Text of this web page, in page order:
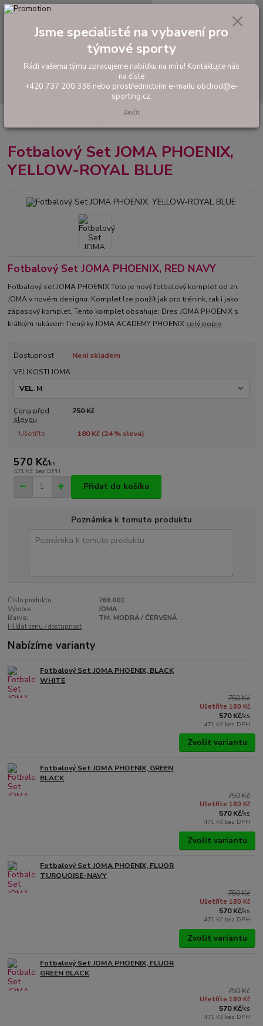
Hledat
tel: +420 737 200 336
0,00 Kč
Tréninkové oblečení
Fotbalový Set JOMA PHOENIX, YELLOW-ROYAL BLUE
Fotbalový Set JOMA PHOENIX,
YELLOW-ROYAL BLUE
Fotbalový Set JOMA PHOENIX, RED NAVY
Fotbalový set JOMA PHOENIX Toto je nový fotbalový komplet od zn.
JOMA v novém designu. Komplet lze použít jak pro trénink, tak i jako
zápasový komplet. Tento komplet obsahuje: Dres JOMA PHOENIX s
krátkým rukávem Trenýrky JOMA ACADEMY PHOENIX celý popis
Dostupnost
Není skladem
VELIKOSTI JOMA
Cena před
slevou
750 Kč
Ušetříte 180 Kč (24% sleva)
570 Kč/ks
471 Kč bez DPH
Přidat do košíku
Poznámka k tomuto produktu
Číslo produktu:
766 001
Výrobce:
JOMA
Barva:
TM. MODRÁ / ČERVENÁ
Hlídat cenu / dostupnost
Nabízíme varianty
Fotbalový Set JOMA PHOENIX, BLACK
WHITE
750 Kč
Ušetříte 180 Kč
570 Kč/ks
471 Kč bez DPH
Zvolit variantu
Fotbalový Set JOMA PHOENIX, GREEN
BLACK
750 Kč
Ušetříte 180 Kč
570 Kč/ks
471 Kč bez DPH
Zvolit variantu
Fotbalový Set JOMA PHOENIX, FLUOR
TURQUOISE-NAVY
750 Kč
Ušetříte 180 Kč
570 Kč/ks
471 Kč bez DPH
Zvolit variantu
Fotbalový Set JOMA PHOENIX, FLUOR
GREEN BLACK
750 Kč
Ušetříte 180 Kč
570 Kč/ks
471 Kč bez DPH
Jsme specialisté na vybavení pro
týmové sporty
Rádi vašemu týmu zpracujeme nabídku na míru! Kontaktujte nás
na čísle
+420 737 200 336 nebo prostřednictvím e-mailu obchod@e-
sporting.cz.
Zavřít